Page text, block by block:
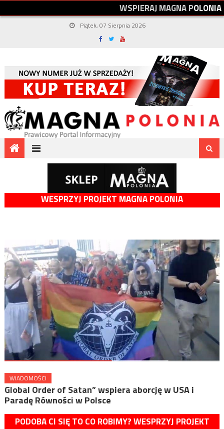
WSPIERAJMAGNAPOLONIA
Piątek, 07 Sierpnia 2026
WESPRZYJ PROJEKT MAGNA POLONIA
WIADOMOŚCI
Global Order of Satan” wspiera aborcję w USA i
Paradę Równości w Polsce
PODOBA CI SIĘ TO CO ROBIMY? WESPRZYJ PROJEKT